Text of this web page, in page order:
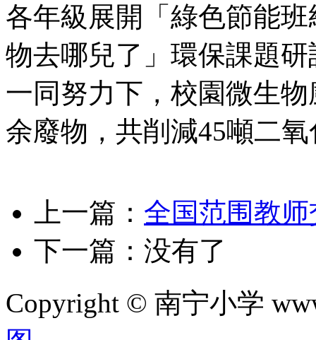
各年級展開「綠色節能
物去哪兒了」環保課題
一同努力下，校園微生
余廢物，共削減45噸二
上一篇： 全国范围教
下一篇：没有了
Copyright © 南宁小学